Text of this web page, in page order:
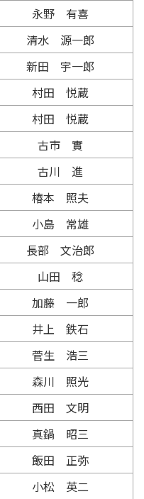
永野 有喜
清水 源一郎
新田 宇一郎
村田 悦蔵
村田 悦蔵
古市 實
古川 進
椿本 照夫
小島 常雄
長部 文治郎
山田 稔
加藤 一郎
井上 鉄石
菅生 浩三
森川 照光
西田 文明
真鍋 昭三
飯田 正弥
小松 英二